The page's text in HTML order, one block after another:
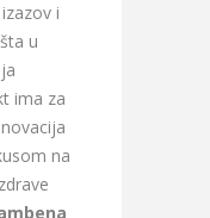
i
u
ima za
na